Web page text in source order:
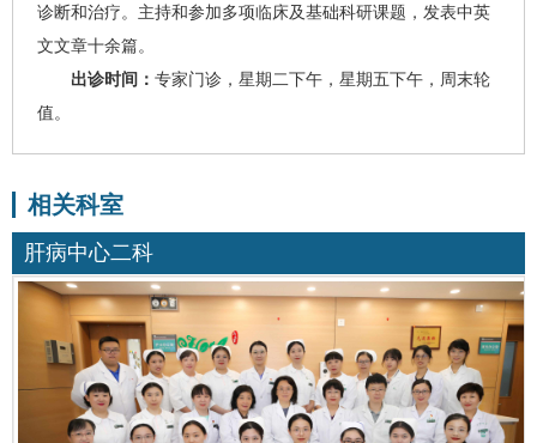
诊断和治疗。主持和参加多项临床及基础科研课题，发表中英
文文章十余篇。
出诊时间： 专家门诊，星期二下午，星期五下午，周末轮
值。
相关科室
肝病中心二科